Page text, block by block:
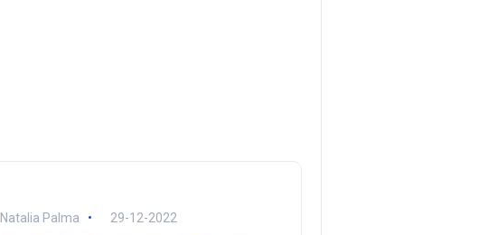
Natalia Palma 29-12-2022